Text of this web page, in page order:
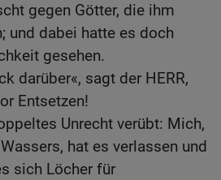
gegen Götter, die ihm
und dabei hatte es doch
gesehen.
darüber«, sagt der HERR,
Entsetzen!
Unrecht verübt: Mich,
hat es verlassen und
sich Löcher für